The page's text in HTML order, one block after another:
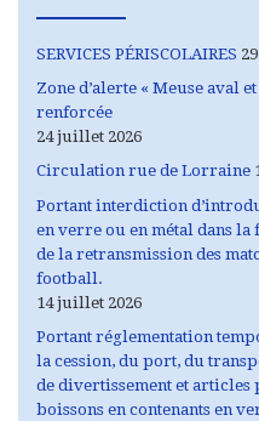
SERVICES PÉRISCOLAIRES
Zone d’alerte « Meuse aval
renforcée
24 juillet 2026
Circulation rue de Lorraine
Portant interdiction
en verre ou en métal dans la
de la retransmission des
football.
14 juillet 2026
Portant réglementation
la cession, du port, du
de divertissement et
boissons en contenants en